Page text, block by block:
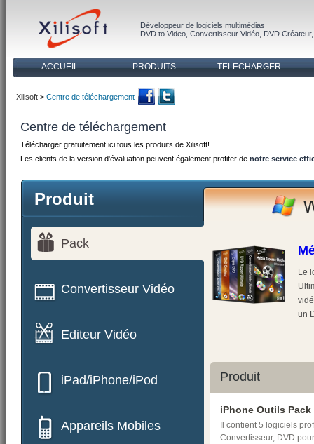
Développeur de logiciels multimédias
DVD to Video Convertisseur Vidéo DVD Créateur
ACCUEIL PRODUITS TELECHARGER
Xilisoft > Centre de téléchargement
Centre de téléchargement
Télécharger gratuitement ici tous les produits de Xilisoft!
Les clients de la version d'évaluation peuvent également profiter denotre service
Produit
Pack
Convertisseur Vidéo
Editeur Vidéo
iPad/iPhone/iPod
Appareils Mobiles
Le
un
Produit
iPhone Outils Pack
Il contient 5 logiciels
Convertisseur, DVD